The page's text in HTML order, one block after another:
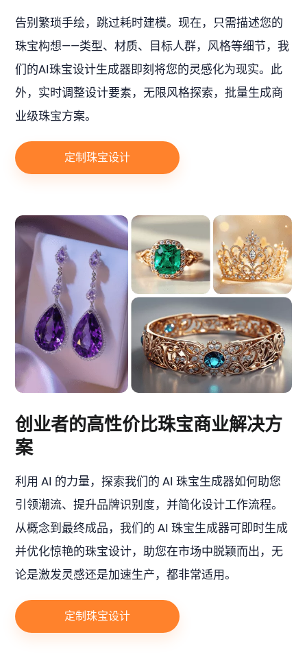
告别繁琐手绘，跳过耗时建模。现在，只需描述您的
珠宝构想——类型、材质、目标人群，风格等细节，我
们的AI珠宝设计生成器即刻将您的灵感化为现实。此
外，实时调整设计要素，无限风格探索，批量生成商
业级珠宝方案。
定制珠宝设计
创业者的高性价比珠宝商业解决方
案
利用 AI 的力量，探索我们的 AI 珠宝生成器如何助您
引领潮流、提升品牌识别度，并简化设计工作流程。
从概念到最终成品，我们的 AI 珠宝生成器可即时生成
并优化惊艳的珠宝设计，助您在市场中脱颖而出，无
论是激发灵感还是加速生产，都非常适用。
定制珠宝设计